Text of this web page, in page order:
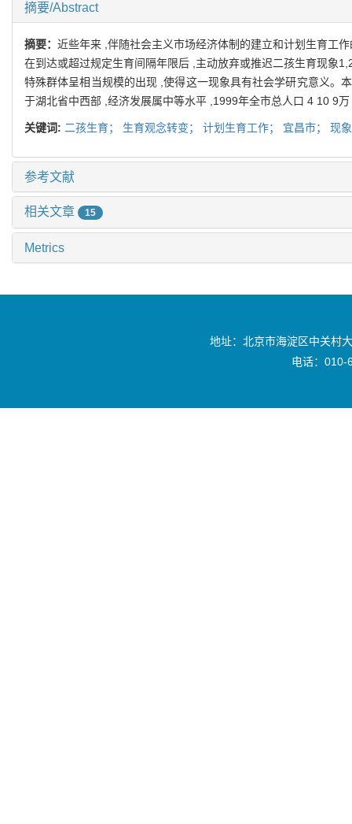
摘要/Abstract
摘要： 近些年来 ,伴随社会主义市场经济体制的建立和计划生育工
在到达或超过规定生育间隔年限后 ,主动放弃或推迟二孩生育现象
特殊群体呈相当规模的出现 ,使得这一现象具有社会学研究意义
于湖北省中西部 ,经济发展属中等水平 ,1999年全市总人口 4 10 9万
关键词: 二孩生育； 生育观念转变； 计划生育工作； 宜昌市； 现
参考文献
相关文章 15
Metrics
地址：北京市海淀区中关村
电话：